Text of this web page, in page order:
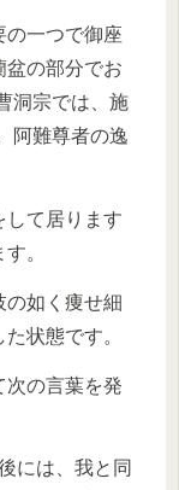
の一つで御座
盆の部分でお
洞宗では、施
阿難尊者の逸
して居ります
。
の如く痩せ細
状態です。
次の言葉を発
には、我と同